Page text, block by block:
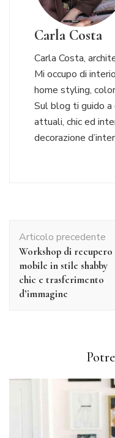
Carla Costa
Carla Costa,
Mi occupo di
home styling,
Sul blog ti guido a
attuali, chic ed
decorazione
articolo
Articolo precedente
Workshop di recupero
mobile in stile shabby
chic e trasferimento
d’immagine